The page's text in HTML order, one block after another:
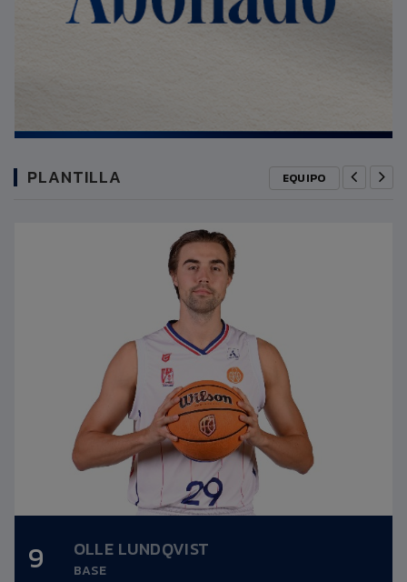
PLANTILLA EQUIPO
9 OLLE LUNDQVIST
BASE
Altura: 1,99m.
Data nacemento: